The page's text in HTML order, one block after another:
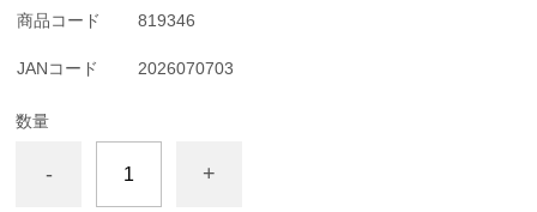
商品コード 819346
JANコード 2026070703
数量
- +